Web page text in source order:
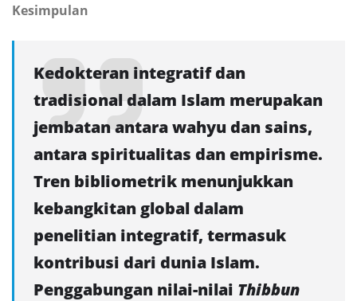
Kesimpulan
Kedokteran integratif dan
tradisional dalam Islam merupakan
jembatan antara wahyu dan sains,
antara spiritualitas dan empirisme.
Tren bibliometrik menunjukkan
kebangkitan global dalam
penelitian integratif, termasuk
kontribusi dari dunia Islam.
Penggabungan nilai-nilai Thibbun